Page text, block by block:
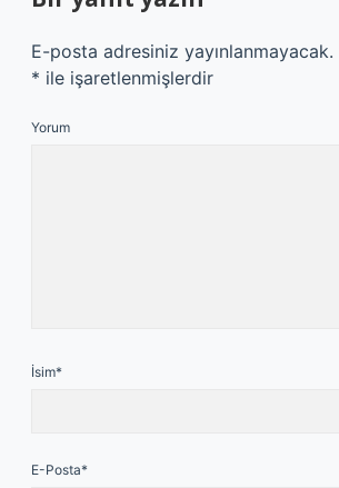
E-posta adresiniz yayınlanmayacak.
* ile işaretlenmişlerdir
Yorum
İsim*
E-Posta*